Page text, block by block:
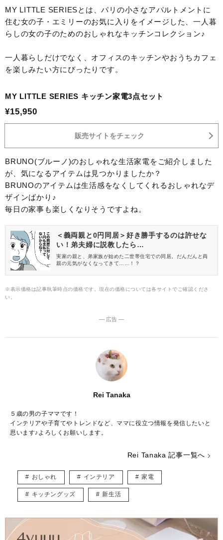
MY LITTLE SERIESとは、パリの小さなアパルトメントに
住む女の子・エミリーのお気に入りをイメージした、一人暮
らしの女の子のためのおしゃれなキッチンコレクション♪
一人暮らしだけでなく、オフィスのキッチンやおうちカフェ
を楽しみたい方にぴったりです。
MY LITTLE SERIES キッチン家電3点セット
¥15,950
販売サイトをチェック
BRUNO(ブルーノ)のおしゃれな生活家電をご紹介しました
が、気になるアイテムは見つかりましたか？
BRUNOのアイテムは生活感をなくしてくれるおしゃれなデ
ザインばかり♪
毎日の家事も楽しくなりそうですよね。
＜義両親と0円同居＞好き勝手するのは許せな
い！弟夫婦に説教したら…
実家の親と、弟家族が始めた二世帯住宅での同居。だんだんと両
親の元気がなくなってきて……！？
※表示価格は記事執筆時点の価格です。現在の価格については各サイトでご確認くださ
い。
― 広告 ―
Rei Tanaka
５歳の男の子ママです！
インテリアや子育てやトレンドなど、ママに役立つ情報を発信したいと
思います♪よろしくお願いします。
Rei Tanaka 記事一覧へ
おしゃれ インテリア 家電
キッチングッズ 新生活